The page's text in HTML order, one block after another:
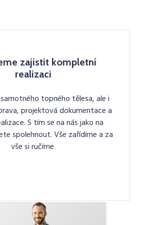
zajistit kompletní
realizaci
topného tělesa, ale i
projektová dokumentace a
S tím se na nás jako na
spolehnout. Vše zařídíme a za
vše si ručíme.